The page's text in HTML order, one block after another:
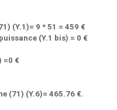
(Y.1)= 9 * 51 = 459 €
(Y.1 bis) = 0 €
=0 €
(71) (Y.6)= 465.76 €.